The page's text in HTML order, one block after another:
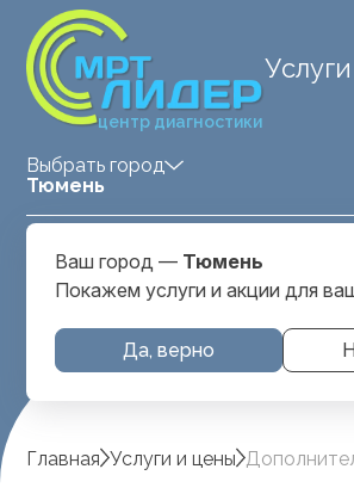
центр диагностики
Выбрать город
Тюмень
Тюмень
Ваш город — Тюмень
Покажем услуги и акции для
Да, верно
Главная Услуги и цены